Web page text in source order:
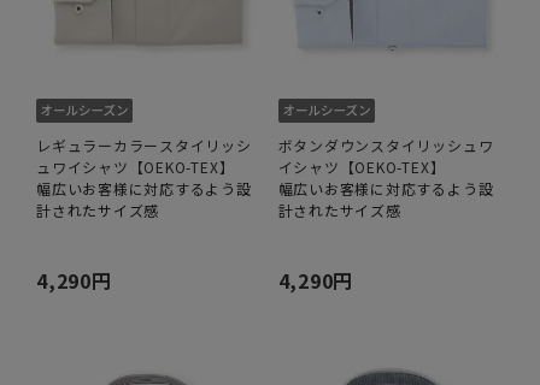
レギュラーカラースタイリッシ
ュワイシャツ【OEKO-TEX】
幅広いお客様に対応するよう設
計されたサイズ感
4,290円
ボタンダウンスタイリッシュワ
イシャツ【OEKO-TEX】
幅広いお客様に対応するよう設
計されたサイズ感
4,290円